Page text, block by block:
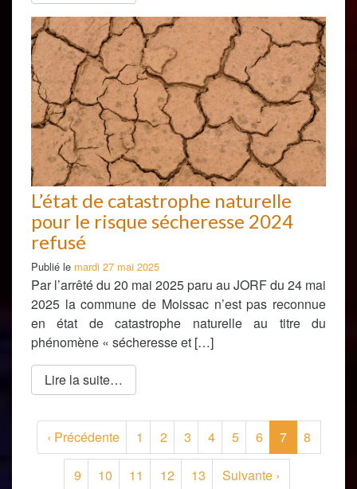
L’état de catastrophe naturelle
pour le risque sécheresse 2024
refusé
Publié le mardi 27 mai 2025
Par l’arrêté du 20 mai 2025 paru au JORF du 24 mai
2025 la commune de Moissac n’est pas reconnue
en état de catastrophe naturelle au titre du
phénomène « sécheresse et […]
Lire la suite…
‹ Précédente 1 2 3 4 5 6 7(current)
8
9 10 11 12 13 Suivante ›